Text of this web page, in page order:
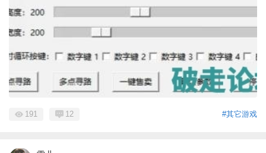
#其它游戏
191 12